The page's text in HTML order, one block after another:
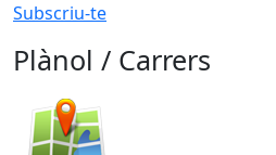
Subscriu-te
Plànol / Carrers